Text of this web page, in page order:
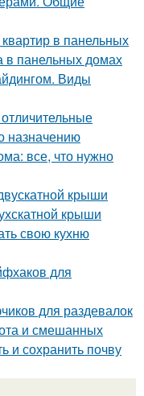
в панельных
в панельных домах
Виды
назначению
все, что нужно
крыши
крыши
свою кухню
для
для раздевалок
и смешанных
и сохранить почву